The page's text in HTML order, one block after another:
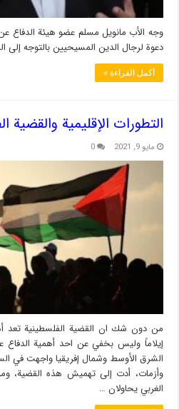
وجه الأب مانويل مسلم عضو هيئة الدفاع
دعوة لرجال الدين المسيحيين بالتوجه إلى
أكمل القراءة »
التطورات الإقليمية والقضية
مايو 9, 2021 0
من دون شك ان القضية الفلسطينية تعد
إيلاماً وليس بخفي عن احد أهمية
الشرق الأوسط وشمال إفريقيا واجهت في
وأزمات، أدت إلى تهميش هذه القضية،
الغربي يحاولان …